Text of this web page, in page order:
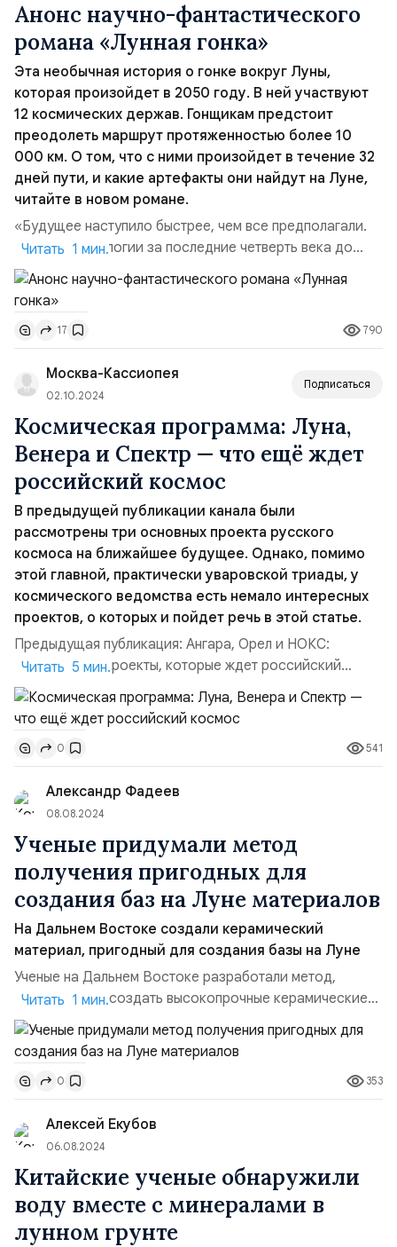
Анонс научно-фантастического
романа «Лунная гонка»
Эта необычная история о гонке вокруг Луны,
которая произойдет в 2050 году. В ней участвуют
12 космических держав. Гонщикам предстоит
преодолеть маршрут протяженностью более 10
000 км. О том, что с ними произойдет в течение 32
дней пути, и какие артефакты они найдут на Луне,
читайте в новом романе.
«Будущее наступило быстрее, чем все предполагали.
Наука и технологии за последние четверть века до
неузнаваемости изменили окружающую реальность. К
2050 году мир уже не мог обходиться без роботов,
они заняли прочное место во всех сферах жизни
человека. Промышленность и образование, медицина и
сельское хозяйство, ритейл и транспорт, сферы услуг и
развлеч...
Читать 1 мин.
17 790
Москва-Кассиопея
02.10.2024
Подписаться
Космическая программа: Луна,
Венера и Спектр — что ещё ждет
российский космос
В предыдущей публикации канала были
рассмотрены три основных проекта русского
космоса на ближайшее будущее. Однако, помимо
этой главной, практически уваровской триады, у
космического ведомства есть немало интересных
проектов, о которых и пойдет речь в этой статье.
Предыдущая публикация: Ангара, Орел и НОКС:
космические проекты, которые ждет российский
космосКосмическая программа — Луна . Прежде
всего, достойна упоминания российская лунная
программа. Её пилотируемая часть пока не имеет
реальных дат. Для доставки космонавтов на орбиту
Луны может использоваться «Орел», но не хватает
посадочного модуля и с...
Читать 5 мин.
0 541
Александр Фадеев
08.08.2024
Ученые придумали метод
получения пригодных для
создания баз на Луне материалов
На Дальнем Востоке создали керамический
материал, пригодный для создания базы на Луне
Ученые на Дальнем Востоке разработали метод,
позволяющий создать высокопрочные керамические
материалы, которые могут использоваться для
строительства базы на Луне. Они искали образцы для
этих строительных элементов на местных вулканах.
Кандидат химических наук Олег Шичалин отметил, что
состав лавы вулканов в этом регионе схож — это
андезито-базальтовые ...
Читать 1 мин.
0 353
Алексей Екубов
06.08.2024
Китайские ученые обнаружили
воду вместе с минералами в
лунном грунте